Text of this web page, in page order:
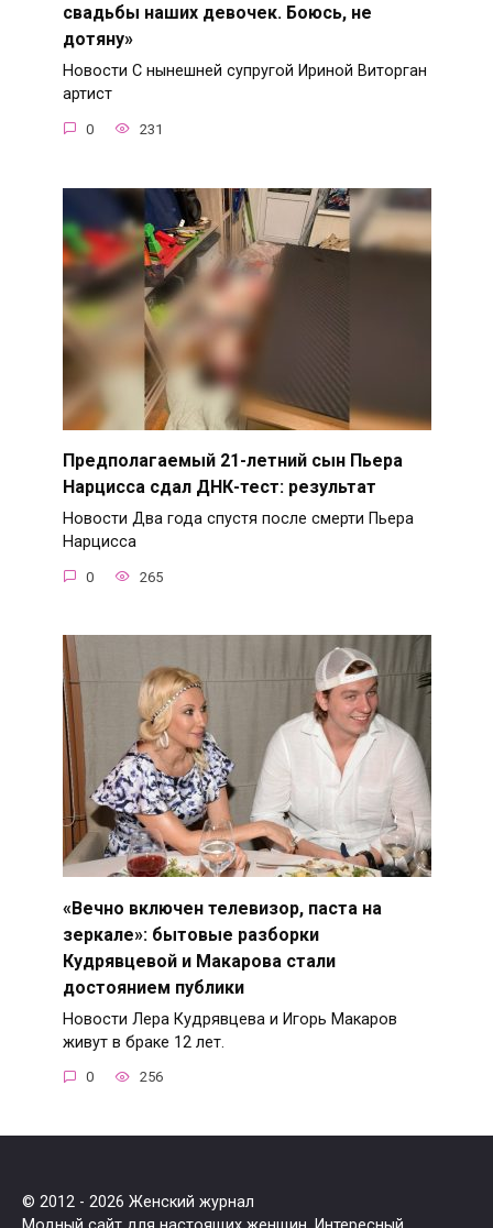
свадьбы наших девочек. Боюсь, не
дотяну»
Новости С нынешней супругой Ириной Виторган
артист
0 231
Предполагаемый 21-летний сын Пьера
Нарцисса сдал ДНК-тест: результат
Новости Два года спустя после смерти Пьера
Нарцисса
0 265
«Вечно включен телевизор, паста на
зеркале»: бытовые разборки
Кудрявцевой и Макарова стали
достоянием публики
Новости Лера Кудрявцева и Игорь Макаров
живут в браке 12 лет.
0 256
© 2012 - 2026 Женский журнал